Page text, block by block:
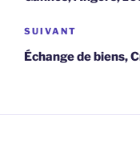
Article
suivant
SUIVANT
Échange de biens,